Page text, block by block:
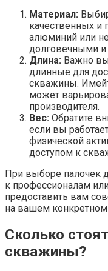
Материал:
качественных и
алюминий или
долговечными
Длина: Важно
длинные для
скважины.
может
производителя.
Вес: Обратите
если вы
физической
доступом к
При выборе палочек
к профессионалам
предоставить вам
на вашем конкретном
Сколько
скважины?